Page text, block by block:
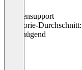
Kundensupport
Kategorie-
Ungenügend